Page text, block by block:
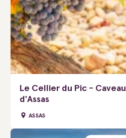
Le Cellier du Pic - Caveau
d'Assas
ASSAS